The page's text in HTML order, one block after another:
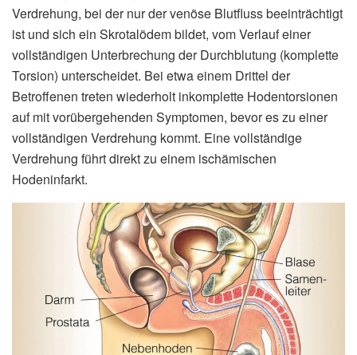
Verdrehung, bei der nur der venöse Blutfluss beeinträchtigt
ist und sich ein Skrotalödem bildet, vom Verlauf einer
vollständigen Unterbrechung der Durchblutung (komplette
Torsion) unterscheidet. Bei etwa einem Drittel der
Betroffenen treten wiederholt inkomplette Hodentorsionen
auf mit vorübergehenden Symptomen, bevor es zu einer
vollständigen Verdrehung kommt. Eine vollständige
Verdrehung führt direkt zu einem ischämischen
Hodeninfarkt.